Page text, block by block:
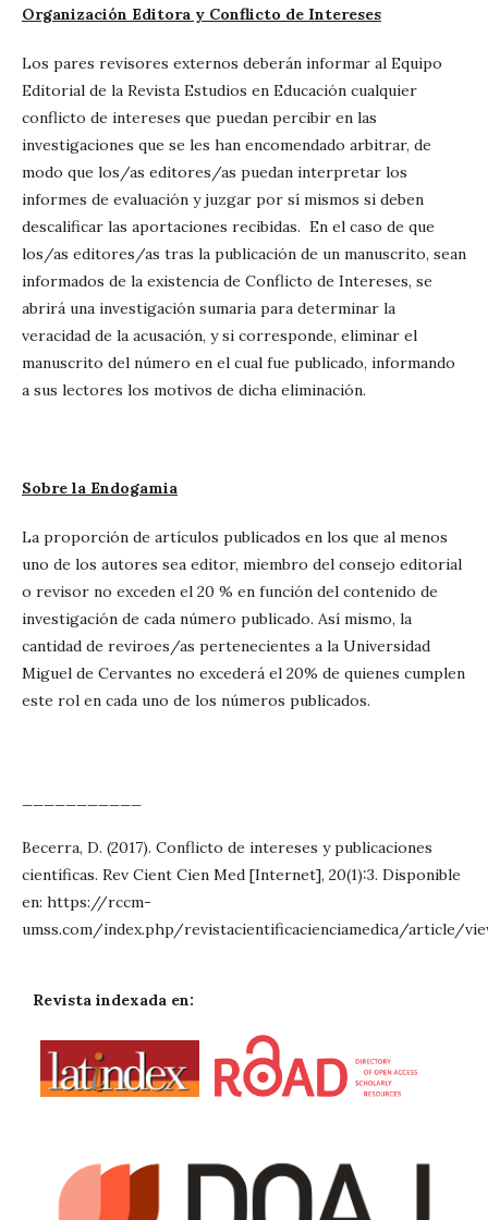
Organización Editora y Conflicto de Intereses
Los pares revisores externos deberán informar al Equipo
Editorial de la Revista Estudios en Educación cualquier
conflicto de intereses que puedan percibir en las
investigaciones que se les han encomendado arbitrar, de
modo que los/as editores/as puedan interpretar los
informes de evaluación y juzgar por sí mismos si deben
descalificar las aportaciones recibidas. En el caso de que
los/as editores/as tras la publicación de un manuscrito, sean
informados de la existencia de Conflicto de Intereses, se
abrirá una investigación sumaria para determinar la
veracidad de la acusación, y si corresponde, eliminar el
manuscrito del número en el cual fue publicado, informando
a sus lectores los motivos de dicha eliminación.
Sobre la Endogamia
La proporción de artículos publicados en los que al menos
uno de los autores sea editor, miembro del consejo editorial
o revisor no exceden el 20 % en función del contenido de
investigación de cada número publicado. Así mismo, la
cantidad de reviroes/as pertenecientes a la Universidad
Miguel de Cervantes no excederá el 20% de quienes cumplen
este rol en cada uno de los números publicados.
Becerra, D. (2017). Conflicto de intereses y publicaciones
científicas. Rev Cient Cien Med [Internet], 20(1):3. Disponible
en: https://rccm-
umss.com/index.php/revistacientificacienciamedica/article/
Revista indexada en: